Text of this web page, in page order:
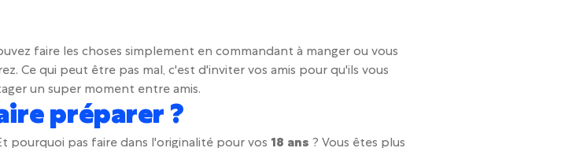
faire les choses simplement en commandant à manger ou vous
Ce qui peut être pas mal, c'est d'inviter vos amis pour qu'ils vous
un super moment entre amis.
préparer ?
pourquoi pas faire dans l'originalité pour vos 18 ans ? Vous êtes plus